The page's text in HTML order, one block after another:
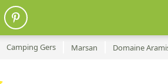
Camping Gers Marsan Domaine